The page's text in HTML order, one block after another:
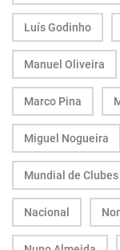
Luís Godinho
Manuel Oliveira
Marco Pina
Miguel Nogueira
Mundial de Clubes
Nacional